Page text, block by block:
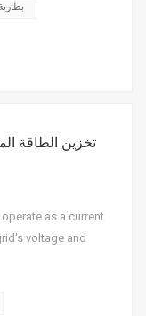
تخزين الطاقة
as a current
voltage and
the phase